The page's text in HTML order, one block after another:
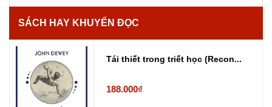
SÁCH HAY KHUYẾN ĐỌC
Tái thiết trong triết học (Recon...
188.000₫